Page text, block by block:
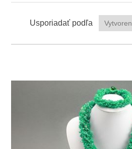
Usporiadať podľa